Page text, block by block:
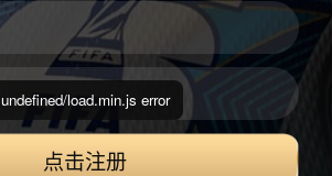
点击注册
undefined/load.min.js error